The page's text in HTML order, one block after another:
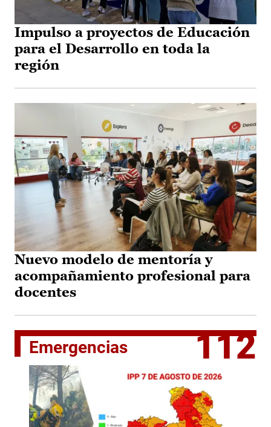
Impulso a proyectos de Educación
para el Desarrollo en toda la
región
Nuevo modelo de mentoría y
acompañamiento profesional para
docentes
Emergencias 112